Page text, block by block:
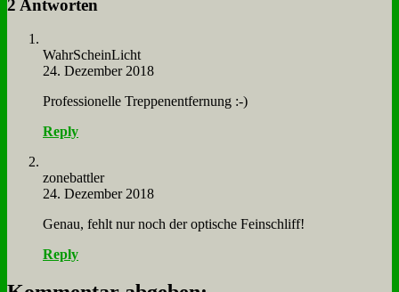
2 Antworten
Wahr­Schein­Licht
24. Dezember 2018
Pro­fes­sio­nel­le Trep­pen­ent­fer­nung :-)
Reply
zone­batt­ler
24. Dezember 2018
Ge­nau, fehlt nur noch der op­ti­sche Fein­schliff!
Reply